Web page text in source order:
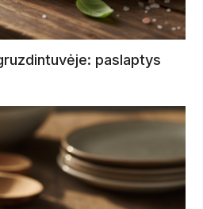
paslaptys